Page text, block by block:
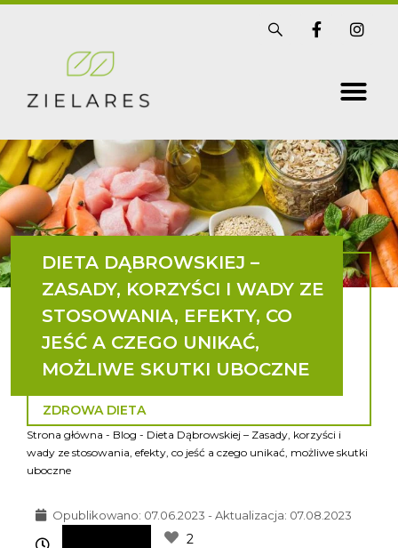
S
i
F
a
-
f
I
n
a
g
m
DIETA DĄBROWSKIEJ –
ZASADY, KORZYŚCI I WADY ZE
STOSOWANIA, EFEKTY, CO
JEŚĆ A CZEGO UNIKAĆ,
MOŻLIWE SKUTKI UBOCZNE
ZDROWA DIETA
Strona główna - Blog - Dieta Dąbrowskiej – Zasady, korzyści i
wady ze stosowania, efekty, co jeść a czego unikać, możliwe skutki
uboczne
Opublikowano: 07.06.2023 - Aktualizacja: 07.08.2023
2